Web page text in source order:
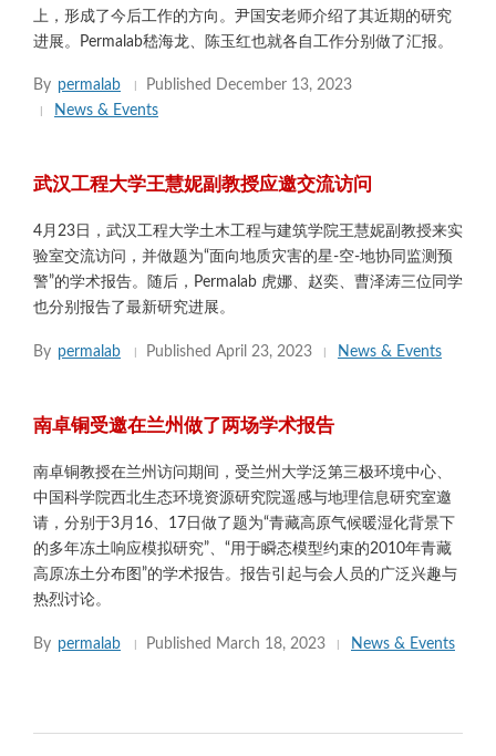
上，形成了今后工作的方向。尹国安老师介绍了其近期的研究
进展。Permalab嵇海龙、陈玉红也就各自工作分别做了汇报。
By permalab Published December 13, 2023
News & Events
武汉工程大学王慧妮副教授应邀交流访问
4月23日，武汉工程大学土木工程与建筑学院王慧妮副教授来实
验室交流访问，并做题为“面向地质灾害的星-空-地协同监测预
警”的学术报告。随后，Permalab 虎娜、赵奕、曹泽涛三位同学
也分别报告了最新研究进展。
By permalab Published April 23, 2023 News & Events
南卓铜受邀在兰州做了两场学术报告
南卓铜教授在兰州访问期间，受兰州大学泛第三极环境中心、
中国科学院西北生态环境资源研究院遥感与地理信息研究室邀
请，分别于3月16、17日做了题为“青藏高原气候暖湿化背景下
的多年冻土响应模拟研究”、“用于瞬态模型约束的2010年青藏
高原冻土分布图”的学术报告。报告引起与会人员的广泛兴趣与
热烈讨论。
By permalab Published March 18, 2023 News & Events